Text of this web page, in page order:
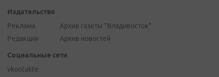
Издательство
Реклама
Редакция
Архив газеты "Владивосток"
Архив новостей
Социальные сети
vkontakte